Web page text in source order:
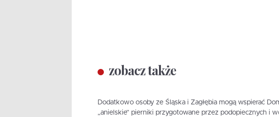
zobacz także
Dodatkowo osoby ze Śląska i Zagłębia mogą wspierać
„anielskie” pierniki przygotowane przez podopiecznych i